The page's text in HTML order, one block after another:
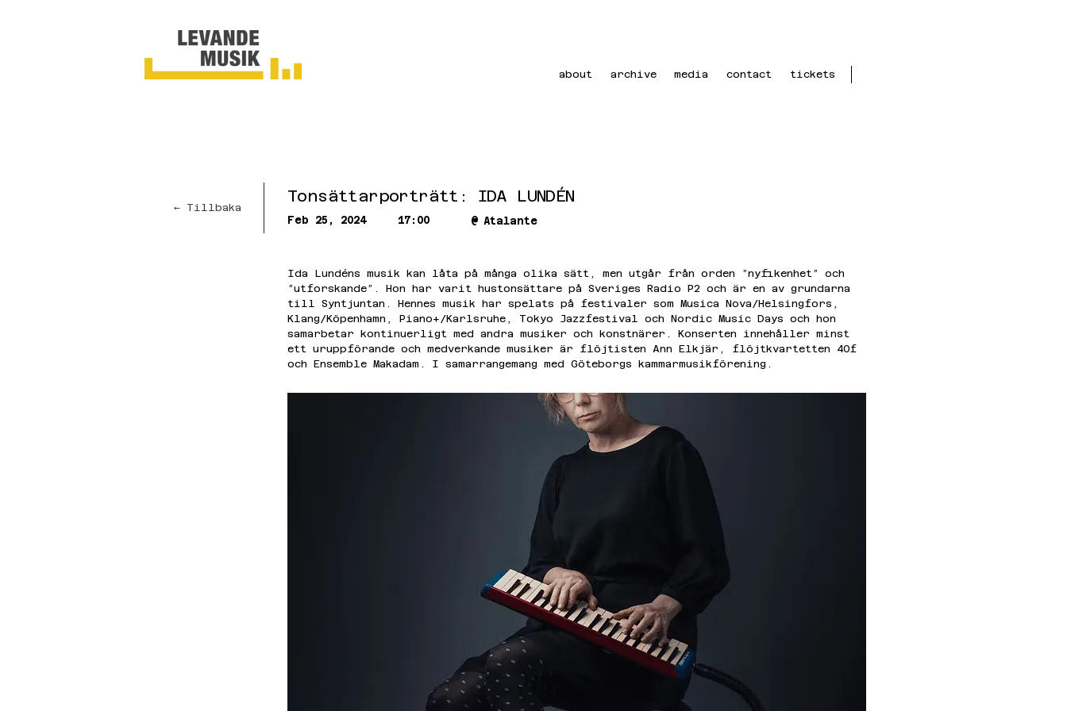
about archive media contact tickets
← Tillbaka
Tonsättarporträtt: IDA LUNDÉN
Feb 25, 2024 17:00 @ Atalante
Ida Lundéns musik kan låta på många olika sätt, men utgår från orden ”nyfikenhet” och
”utforskande”. Hon har varit hustonsättare på Sveriges Radio P2 och är en av grundarna
till Syntjuntan. Hennes musik har spelats på festivaler som Musica Nova/Helsingfors,
Klang/Köpenhamn, Piano+/Karlsruhe, Tokyo Jazzfestival och Nordic Music Days och hon
samarbetar kontinuerligt med andra musiker och konstnärer. Konserten innehåller minst
ett uruppförande och medverkande musiker är flöjtisten Ann Elkjär, flöjtkvartetten 40f
och Ensemble Makadam. I samarrangemang med Göteborgs kammarmusikförening.